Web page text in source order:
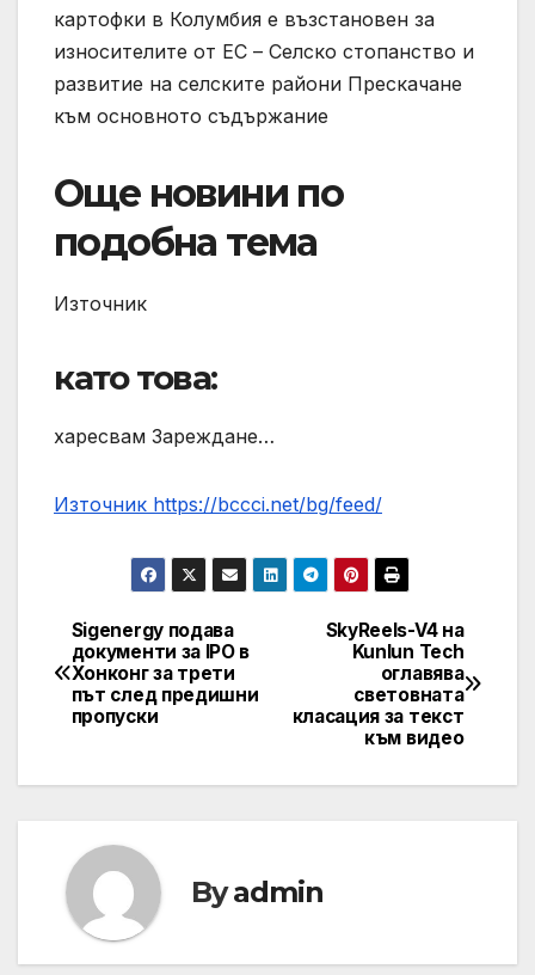
картофки в Колумбия е възстановен за
износителите от ЕС – Селско стопанство и
развитие на селските райони Прескачане
към основното съдържание
Още новини по
подобна тема
Източник
като това:
харесвам Зареждане…
Източник https://bccci.net/bg/feed/
Post
navigation
SkyReels-V4 на
Kunlun Tech
оглавява
световната
класация за текст
към видео
Sigenergy подава
документи за IPO в
Хонконг за трети
път след предишни
пропуски
Byadmin